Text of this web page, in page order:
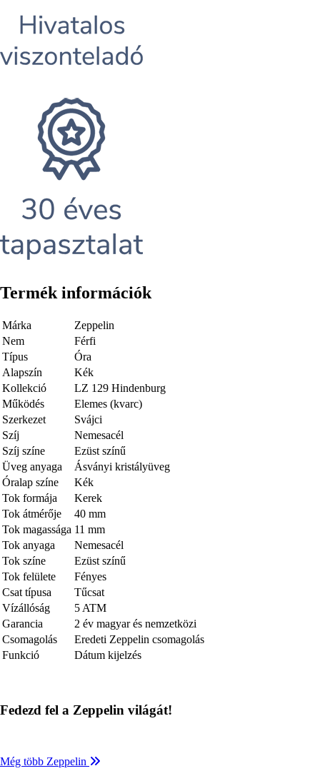
Termék információk
Márka
Zeppelin
Nem
Férfi
Típus
Óra
Alapszín
Kék
Kollekció
LZ 129 Hindenburg
Működés
Elemes (kvarc)
Szerkezet
Svájci
Szíj
Nemesacél
Szíj színe
Ezüst színű
Üveg anyaga
Ásványi kristályüveg
Óralap színe
Kék
Tok formája
Kerek
Tok átmérője
40 mm
Tok magassága 11 mm
Tok anyaga
Nemesacél
Tok színe
Ezüst színű
Tok felülete
Fényes
Csat típusa
Tűcsat
Vízállóság
5 ATM
Garancia
2 év magyar és nemzetközi
Csomagolás
Eredeti Zeppelin csomagolás
Funkció
Dátum kijelzés
Fedezd fel a Zeppelin világát!
Még több Zeppelin